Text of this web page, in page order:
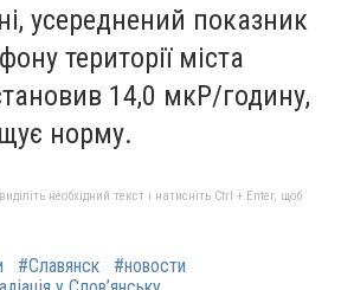
усереднений показник
території міста
14,0 мкР/годину,
норму.
необхідний текст і натисніть Ctrl + Enter, щоб
#Славянск
#новости